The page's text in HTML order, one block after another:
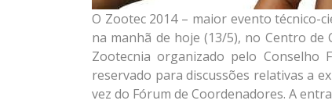
O Zootec 2014 – maior evento técnico-
na manhã de hoje (13/5), no Centro de
Zootecnia organizado pelo Conselho
reservado para discussões relativas a
vez do Fórum de Coordenadores. A